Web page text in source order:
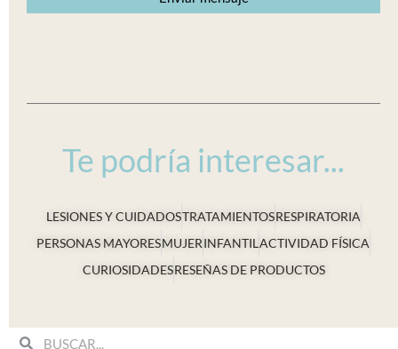
Te podría interesar...
LESIONES Y CUIDADOSTRATAMIENTOSRESPIRATORIA
PERSONAS MAYORESMUJERINFANTILACTIVIDAD FÍSICA
CURIOSIDADESRESEÑAS DE PRODUCTOS
SearchSearch